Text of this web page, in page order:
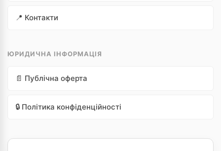
📍 Контакти
ЮРИДИЧНА ІНФОРМАЦІЯ
📄 Публічна оферта
🔒 Політика конфіденційності